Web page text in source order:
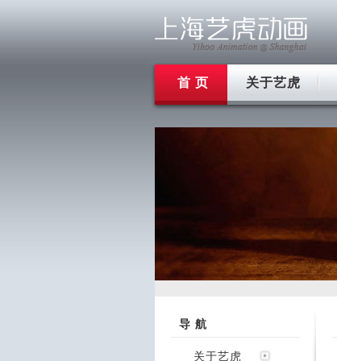
首 页 关于艺虎
导 航
关于艺虎